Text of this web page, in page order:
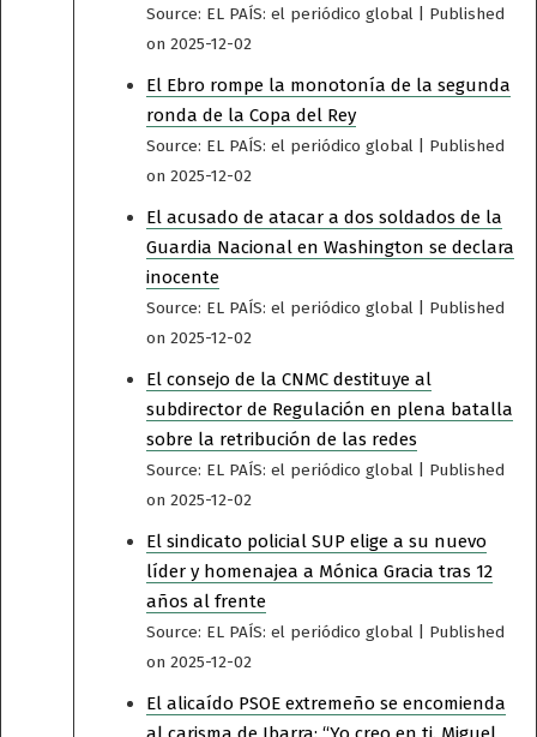
Source: EL PAÍS: el periódico global
Published
on 2025-12-02
El Ebro rompe la monotonía de la segunda
ronda de la Copa del Rey
Source: EL PAÍS: el periódico global
Published
on 2025-12-02
El acusado de atacar a dos soldados de la
Guardia Nacional en Washington se declara
inocente
Source: EL PAÍS: el periódico global
Published
on 2025-12-02
El consejo de la CNMC destituye al
subdirector de Regulación en plena batalla
sobre la retribución de las redes
Source: EL PAÍS: el periódico global
Published
on 2025-12-02
El sindicato policial SUP elige a su nuevo
líder y homenajea a Mónica Gracia tras 12
años al frente
Source: EL PAÍS: el periódico global
Published
on 2025-12-02
El alicaído PSOE extremeño se encomienda